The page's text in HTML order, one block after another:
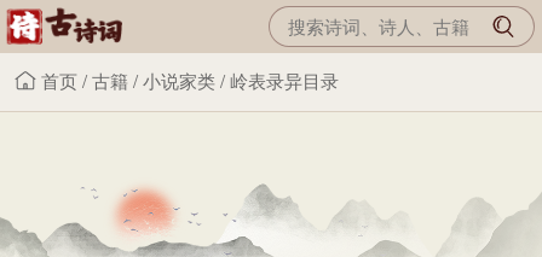
首页/古籍 /小说家类/岭表录异目录